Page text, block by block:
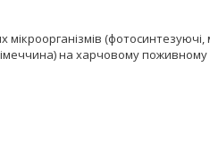
(фотосинтезуючі,
на харчовому